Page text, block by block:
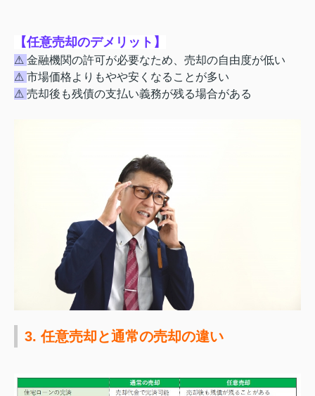
【任意売却のデメリット】
⚠ 金融機関の許可が必要なため、売却の自由度が低い
⚠ 市場価格よりもやや安くなることが多い
⚠ 売却後も残債の支払い義務が残る場合がある
3. 任意売却と通常の売却の違い